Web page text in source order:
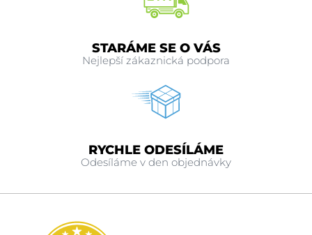
STARÁME SE O VÁS
Nejlepší zákaznická podpora
RYCHLE ODESÍLÁME
Odesíláme v den objednávky